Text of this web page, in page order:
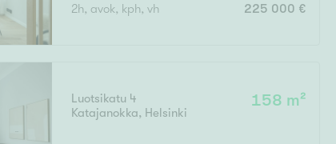
2h, avok, kph, vh 225 000 €
Luotsikatu 4
Katajanokka, Helsinki
158 m²